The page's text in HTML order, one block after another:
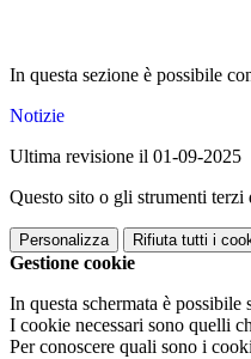
In questa sezione è possibile
Notizie
Ultima revisione il 01-09-2025
Questo sito o gli strumenti
Personalizza Rifiuta tutti i
Gestione cookie
In questa schermata è
I cookie necessari sono quelli
Per conoscere quali sono i